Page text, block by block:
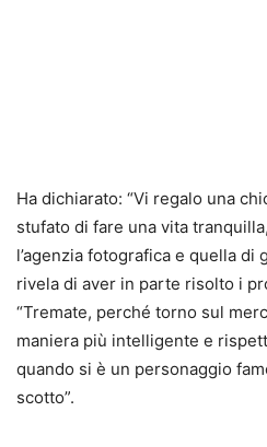
Ha dichiarato: “Vi regalo una
stufato di fare una vita
l’agenzia fotografica e quella di
rivela di aver in parte risolto i
“Tremate, perché torno sul
maniera più intelligente e
quando si è un personaggio
scotto”.